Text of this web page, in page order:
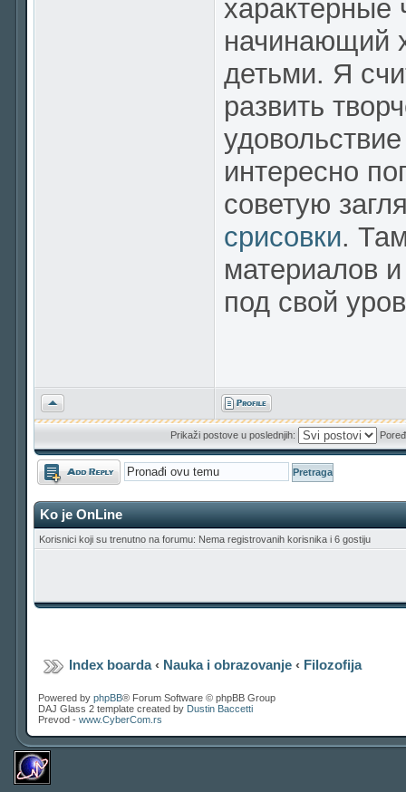
характерные
начинающий
детьми. Я
развить
интересно
советую
срисовки.
материалов
под свой
Vrh
Prikaži postove u poslednjih:
Odgovori
Ko je OnLine
Korisnici koji su trenutno na forumu: Nema registrovanih korisnika i 6 gostiju
Index boarda‹ Nauka i obrazovanje ‹ Filozofija
Powered by phpBB® Forum Software © phpBB Group
DAJ Glass 2 template created by Dustin Baccetti
Prevod - www.CyberCom.rs